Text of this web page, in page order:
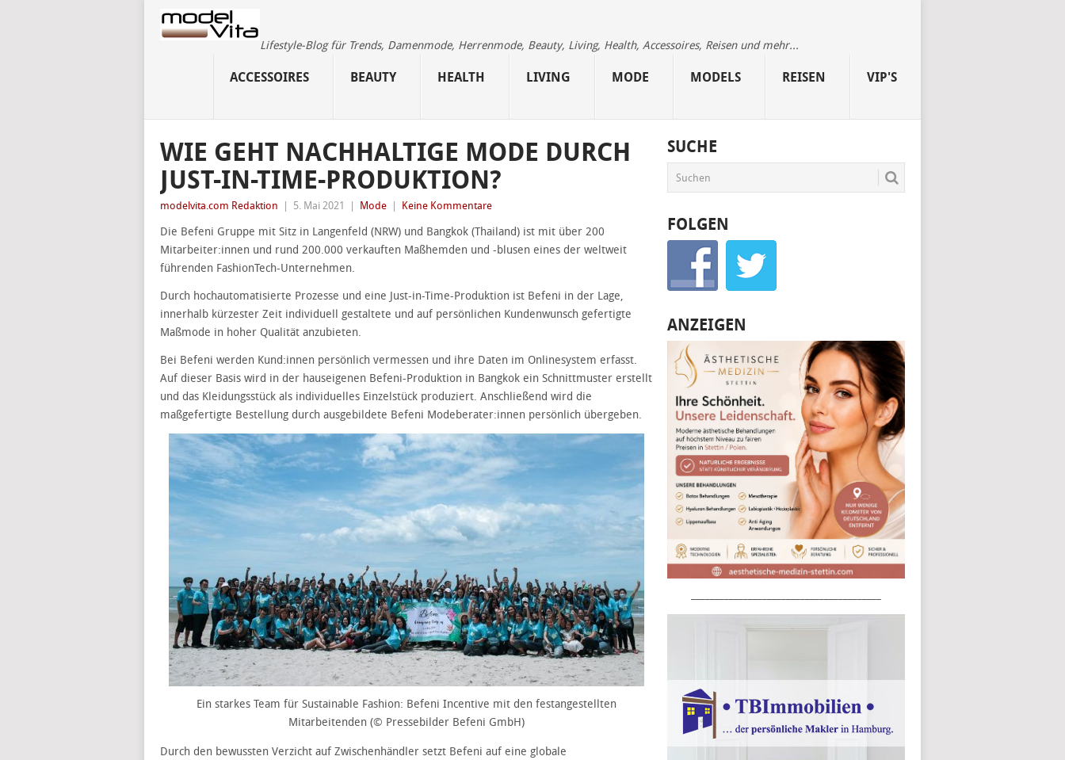
Lifestyle-Blog für Trends, Damenmode, Herrenmode, Beauty, Living, Health, Accessoires, Reisen und mehr...
ACCESSOIRES BEAUTY HEALTH LIVING MODE MODELS REISEN VIP'S
WIE GEHT NACHHALTIGE MODE DURCH
JUST-IN-TIME-PRODUKTION?
modelvita.com Redaktion 5. Mai 2021 Mode Keine Kommentare
Die Befeni Gruppe mit Sitz in Langenfeld (NRW) und Bangkok (Thailand) ist mit über 200
Mitarbeiter:innen und rund 200.000 verkauften Maßhemden und -blusen eines der weltweit
führenden FashionTech-Unternehmen.
Durch hochautomatisierte Prozesse und eine Just-in-Time-Produktion ist Befeni in der Lage,
innerhalb kürzester Zeit individuell gestaltete und auf persönlichen Kundenwunsch gefertigte
Maßmode in hoher Qualität anzubieten.
Bei Befeni werden Kund:innen persönlich vermessen und ihre Daten im Onlinesystem erfasst.
Auf dieser Basis wird in der hauseigenen Befeni-Produktion in Bangkok ein Schnittmuster erstellt
und das Kleidungsstück als individuelles Einzelstück produziert. Anschließend wird die
maßgefertigte Bestellung durch ausgebildete Befeni Modeberater:innen persönlich übergeben.
Ein starkes Team für Sustainable Fashion: Befeni Incentive mit den festangestellten
Mitarbeitenden (© Pressebilder Befeni GmbH)
Durch den bewussten Verzicht auf Zwischenhändler setzt Befeni auf eine globale
SUCHE
FOLGEN
ANZEIGEN